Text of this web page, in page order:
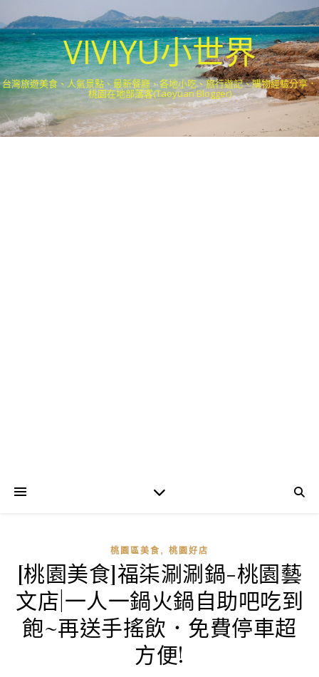
VIVIYU小世界
台灣旅遊美食、人氣景點、最新餐廳、各地小吃、旅行遊記、購物經驗分享．
桃園在地部落客(Taoyuan Blogger)
桃園區美食 , 桃園好店
[桃園美食]福柒涮涮鍋-桃園藝
文店|一人一鍋火鍋自助吧吃到
飽~再送手搖飲．免費停車超
方便!